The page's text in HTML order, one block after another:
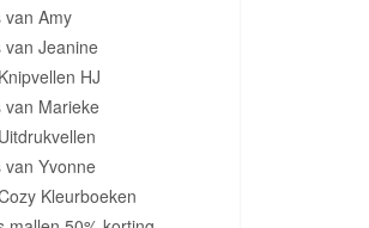
van Amy
van Jeanine
HJ
van Marieke
van Yvonne
Kleurboeken